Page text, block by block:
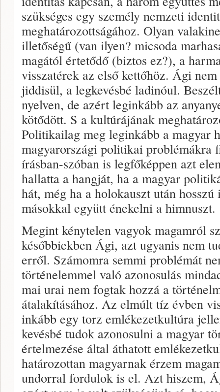
szükséges egy személy nemzeti
meghatározottságához. Olyan
illetőségű (van ilyen? micsoda
magától értetődő (biztos ez?), a
visszatérek az első kettőhöz. Ági
jiddisül, a legkevésbé ladinóul.
nyelven, de azért leginkább az
kötődött. S a kultúrájának
Politikailag meg leginkább a magyar
magyarországi politikai problémákra
írásban-szóban is legfőképpen azt
hallatta a hangját, ha a magyar
hát, még ha a holokauszt után
másokkal együtt énekelni a himnuszt.
Megint kénytelen vagyok magamról
későbbiekben Ági, azt ugyanis nem
erről. Számomra semmi problémát
történelemmel való azonosulás
mai urai nem fogtak hozzá a
átalakításához. Az elmúlt tíz évben
inkább egy torz emlékezetkultúra
kevésbé tudok azonosulni a magyar
értelmezése által áthatott
határozottan magyarnak érzem
undorral fordulok is el. Azt hiszem,